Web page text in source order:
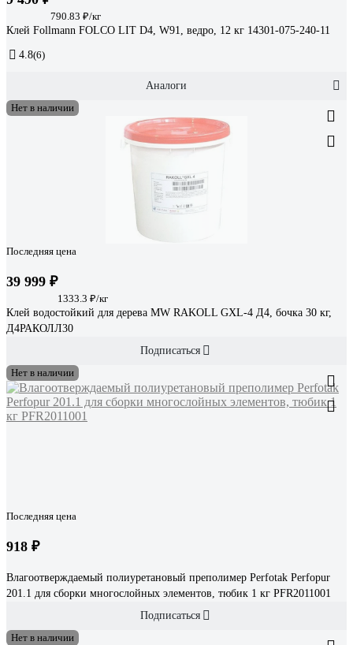
790.83 ₽/кг
Клей Follmann FOLCO LIT D4, W91, ведро, 12 кг 14301-075-240-11
4.8(6)
Аналоги
Нет в наличии
Последняя цена
39 999 ₽
1333.3 ₽/кг
Клей водостойкий для дерева MW RAKOLL GXL-4 Д4, бочка 30 кг,
Д4РАКОЛЛ30
Подписаться
Нет в наличии
Последняя цена
918 ₽
Влагоотверждаемый полиуретановый преполимер Perfotak Perfopur
201.1 для сборки многослойных элементов, тюбик 1 кг PFR2011001
Подписаться
Нет в наличии